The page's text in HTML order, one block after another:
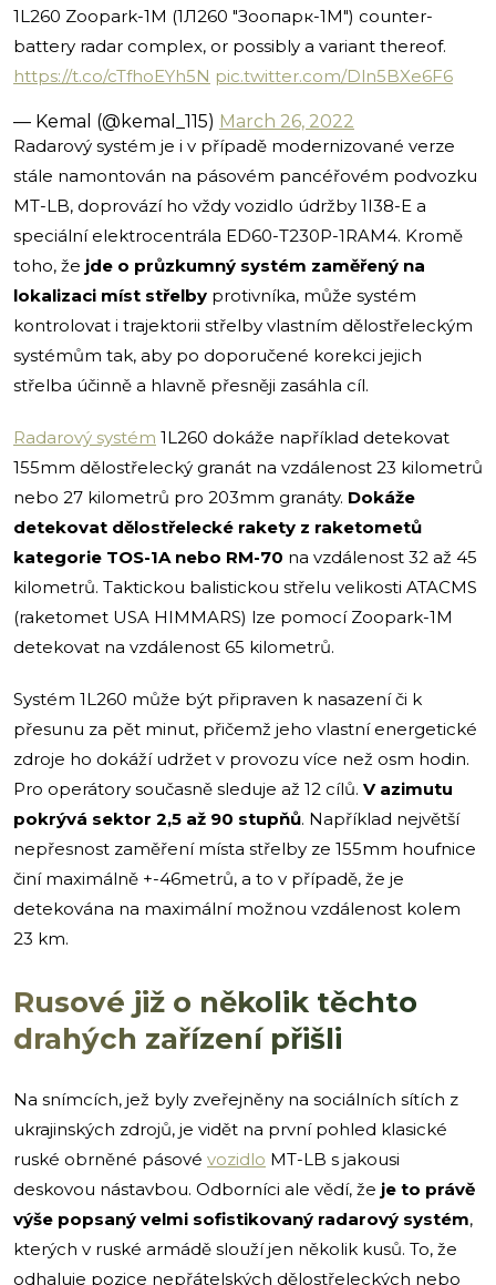
1L260 Zoopark-1M (1Л260 "Зоопарк-1М") counter-
battery radar complex, or possibly a variant thereof.
https://t.co/cTfhoEYh5N pic.twitter.com/Dln5BXe6F6
— Kemal (@kemal_115) March 26, 2022
Radarový systém je i v případě modernizované verze
stále namontován na pásovém pancéřovém podvozku
MT-LB, doprovází ho vždy vozidlo údržby 1I38-E a
speciální elektrocentrála ED60-T230P-1RAM4. Kromě
toho, že jde o průzkumný systém zaměřený na
lokalizaci míst střelby protivníka, může systém
kontrolovat i trajektorii střelby vlastním dělostřeleckým
systémům tak, aby po doporučené korekci jejich
střelba účinně a hlavně přesněji zasáhla cíl.
Radarový systém 1L260 dokáže například detekovat
155mm dělostřelecký granát na vzdálenost 23 kilometrů
nebo 27 kilometrů pro 203mm granáty. Dokáže
detekovat dělostřelecké rakety z raketometů
kategorie TOS-1A nebo RM-70 na vzdálenost 32 až 45
kilometrů. Taktickou balistickou střelu velikosti ATACMS
(raketomet USA HIMMARS) lze pomocí Zoopark-1M
detekovat na vzdálenost 65 kilometrů.
Systém 1L260 může být připraven k nasazení či k
přesunu za pět minut, přičemž jeho vlastní energetické
zdroje ho dokáží udržet v provozu více než osm hodin.
Pro operátory současně sleduje až 12 cílů. V azimutu
pokrývá sektor 2,5 až 90 stupňů. Například největší
nepřesnost zaměření místa střelby ze 155mm houfnice
činí maximálně +-46metrů, a to v případě, že je
detekována na maximální možnou vzdálenost kolem
23 km.
Rusové již o několik těchto
drahých zařízení přišli
Na snímcích, jež byly zveřejněny na sociálních sítích z
ukrajinských zdrojů, je vidět na první pohled klasické
ruské obrněné pásové vozidlo MT-LB s jakousi
deskovou nástavbou. Odborníci ale vědí, že je to právě
výše popsaný velmi sofistikovaný radarový systém,
kterých v ruské armádě slouží jen několik kusů. To, že
odhaluje pozice nepřátelských dělostřeleckých nebo